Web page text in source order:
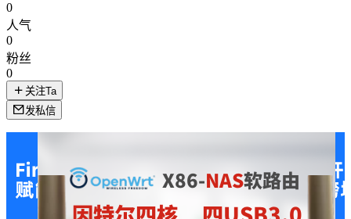
0
人气
0
粉丝
0
关注Ta
发私信